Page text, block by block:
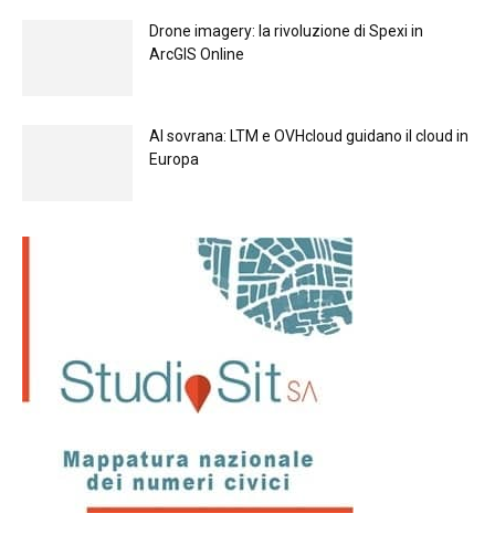
Drone imagery: la rivoluzione di Spexi in
ArcGIS Online
Al sovrana: LTM е OVHcloud guidano il cloud in
Europа